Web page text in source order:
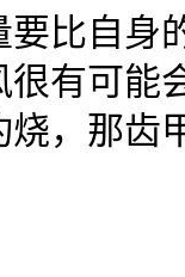
比自身
有可能
，那齿